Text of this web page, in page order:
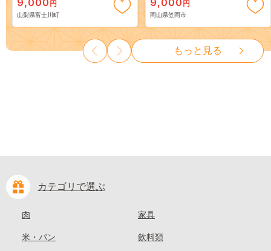
３房） フルーツ 山梨県産 果
物 くだもの シャイン マスカ
ット ぶどう ブドウ 葡萄 大粒
種なし 先行予約 富士川町
10000円 一万円 9000円 九千円
円
山梨県富士川町
岡山 はくとう スイーツ フル
ーツ 果物 デザート 旬 モモ も
も 先行予約 送料無料 果物 岡
山県 笠岡市 清水白桃 白鳳 白
麗 クール便---
kasaoka_zsy_419_100---
円
岡山県笠岡市
もっと見る
カテゴリで選ぶ
肉
米・パン
家具
飲料類